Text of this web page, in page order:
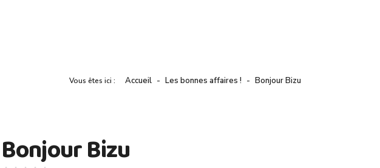
Vous êtes ici : Accueil Les bonnes affaires ! Bonjour Bizu
Bonjour Bizu